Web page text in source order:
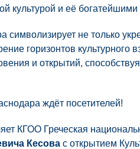
культурой и её
символизирует не только
горизонтов культурного
и открытий,
ждёт посетителей!
КГОО Греческая
Кесова с открытием